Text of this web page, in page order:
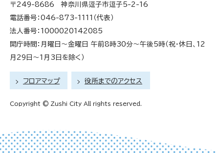
〒249-8686 神奈川県逗子市逗子5-2-16
電話番号：046-873-1111（代表）
法人番号：1000020142085
開庁時間：月曜日～金曜日 午前8時30分～午後5時（祝・休日、12
月29日～1月3日を除く）
フロアマップ 役所までのアクセス
Copyright © Zushi City All rights reserved.